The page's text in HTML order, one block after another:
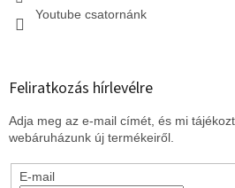
Youtube csatornánk
Feliratkozás hírlevélre
Adja meg az e-mail címét, és mi
webáruházunk új termékeiről.
E-mail